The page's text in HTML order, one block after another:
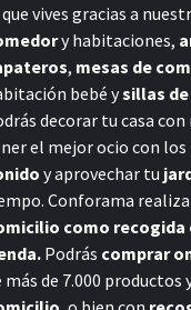
vives gracias a
y habitaciones,
, mesas de
bebéysillas
decorar tu casa
el mejor ocio con los
y aprovechar tu
Conforama
como recogida
Podrás comprar
más de 7.000 productos